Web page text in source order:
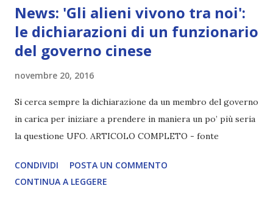
News: 'Gli alieni vivono tra noi':
le dichiarazioni di un funzionario
del governo cinese
novembre 20, 2016
Si cerca sempre la dichiarazione da un membro del governo
in carica per iniziare a prendere in maniera un po’ più seria
la questione UFO. ARTICOLO COMPLETO - fonte
CONDIVIDI
POSTA UN COMMENTO
CONTINUA A LEGGERE